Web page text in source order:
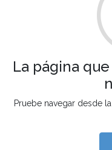
La página
Pruebe navegar desde